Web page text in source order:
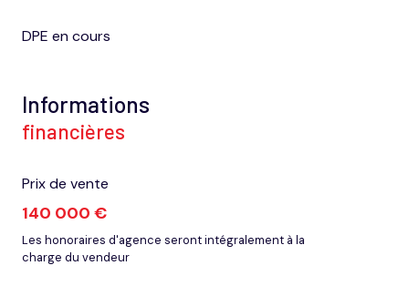
DPE en cours
Informations
financières
Prix de vente
140 000 €
Les honoraires d'agence seront intégralement à la
charge du vendeur